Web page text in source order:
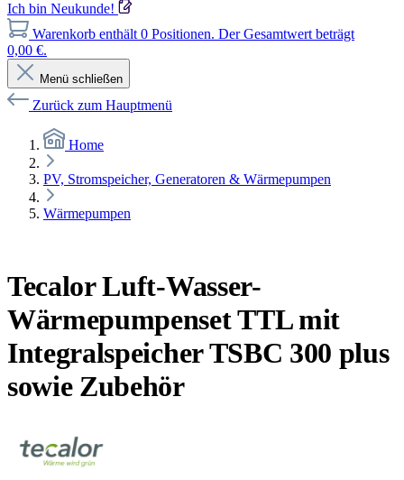
Ich bin Neukunde!
Warenkorb enthält 0 Positionen. Der Gesamtwert beträgt
0,00 €.
Menü schließen
Zurück zum Hauptmenü
Home
PV, Stromspeicher, Generatoren & Wärmepumpen
Wärmepumpen
Tecalor Luft-Wasser-
Wärmepumpenset TTL mit
Integralspeicher TSBC 300 plus
sowie Zubehör